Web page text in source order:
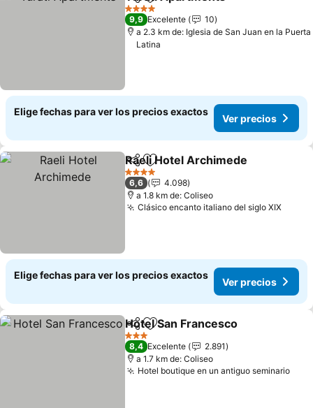
Compartir
Agregar a favoritos
4 Estrellas
9,9 Excelente
10
a 2.3 km de: Iglesia de San Juan en la Puerta
Latina
Elige fechas para ver los precios exactos
Ver precios
CompartirAgregar a favoritos
Raeli Hotel Archimede
4 Estrellas
6,6
4.098
a 1.8 km de: Coliseo
Clásico encanto italiano del siglo XIX
Elige fechas para ver los precios exactos
Ver precios
CompartirAgregar a favoritos
Hotel San Francesco
3 Estrellas
8,4 Excelente
2.891
a 1.7 km de: Coliseo
Hotel boutique en un antiguo seminario